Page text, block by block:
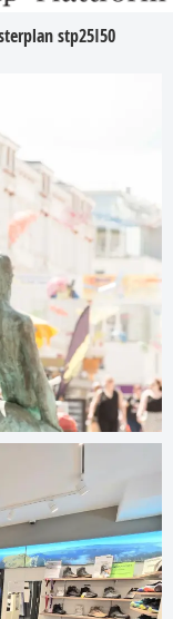
stp25I50